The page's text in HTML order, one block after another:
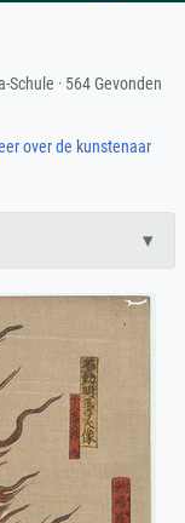
Schule · 564 Gevonden
over de kunstenaar